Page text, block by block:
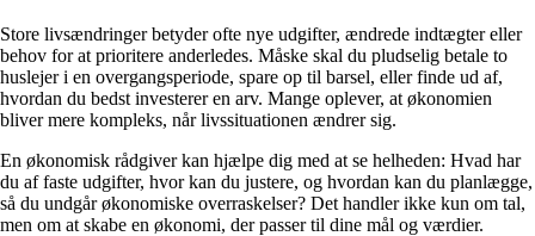
Store livsændringer betyder ofte nye udgifter, ændrede indtægter eller
behov for at prioritere anderledes. Måske skal du pludselig betale to
huslejer i en overgangsperiode, spare op til barsel, eller finde ud af,
hvordan du bedst investerer en arv. Mange oplever, at økonomien
bliver mere kompleks, når livssituationen ændrer sig.
En økonomisk rådgiver kan hjælpe dig med at se helheden: Hvad har
du af faste udgifter, hvor kan du justere, og hvordan kan du planlægge,
så du undgår økonomiske overraskelser? Det handler ikke kun om tal,
men om at skabe en økonomi, der passer til dine mål og værdier.